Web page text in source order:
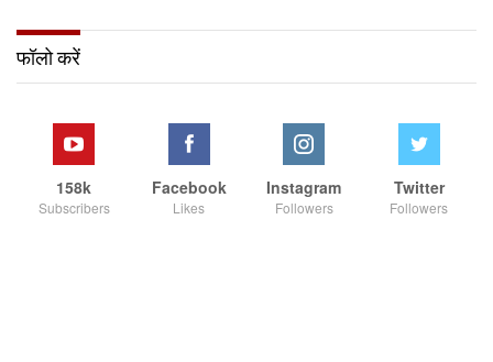
फॉलो करें
158k
Subscribers
Facebook
Likes
Instagram
Followers
Twitter
Followers